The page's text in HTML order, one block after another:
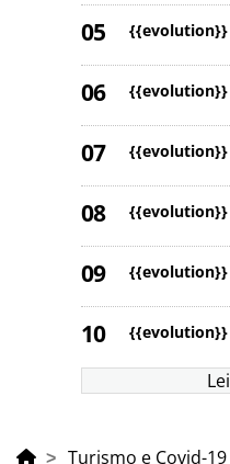
{{evolution}}
{{evolution}}
{{evolution}}
{{evolution}}
{{evolution}}
{{evolution}}
Turismo e Covid-19